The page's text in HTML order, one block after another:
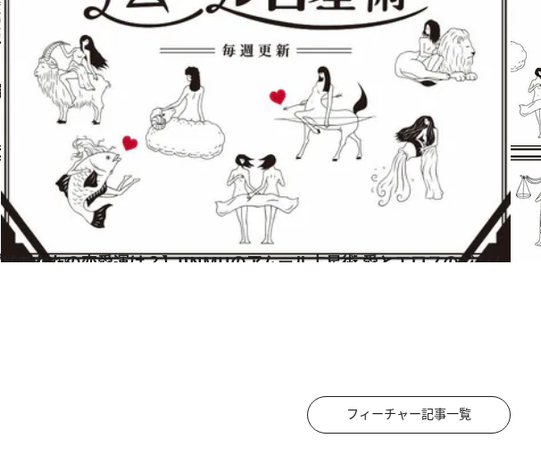
2024.6.15
【あなたの恋愛運は？】JINMUのアムール占星術 愛とエロスのジンムリズム
占い
フィーチャー記事一覧